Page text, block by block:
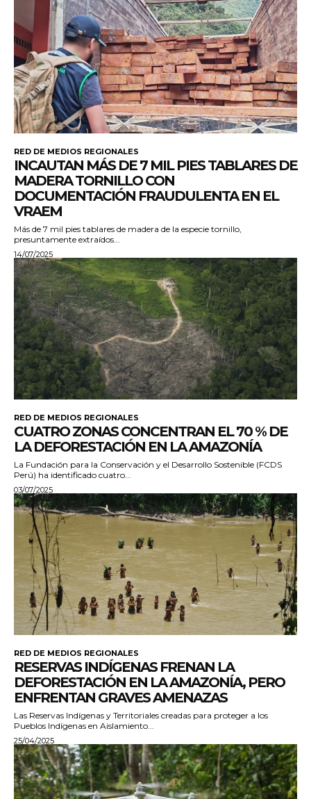
RED DE MEDIOS REGIONALES
INCAUTAN MÁS DE 7 MIL PIES TABLARES DE
MADERA TORNILLO CON
DOCUMENTACIÓN FRAUDULENTA EN EL
VRAEM
Más de 7 mil pies tablares de madera de la especie tornillo,
presuntamente extraídos...
14/07/2025
RED DE MEDIOS REGIONALES
CUATRO ZONAS CONCENTRAN EL 70 % DE
LA DEFORESTACIÓN EN LA AMAZONÍA
La Fundación para la Conservación y el Desarrollo Sostenible (FCDS
Perú) ha identificado cuatro...
03/07/2025
RED DE MEDIOS REGIONALES
RESERVAS INDÍGENAS FRENAN LA
DEFORESTACIÓN EN LA AMAZONÍA, PERO
ENFRENTAN GRAVES AMENAZAS
Las Reservas Indígenas y Territoriales creadas para proteger a los
Pueblos Indígenas en Aislamiento...
25/04/2025